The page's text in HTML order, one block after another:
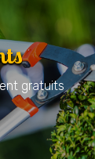
gratuits